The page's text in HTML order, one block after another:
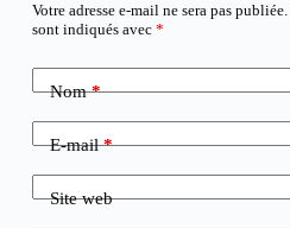
Votre adresse e-mail ne sera pas publiée.
sont indiqués avec *
Nom*
E-mail*
Site web